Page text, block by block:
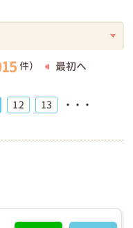
件）
最初へ
12 13 ・・・